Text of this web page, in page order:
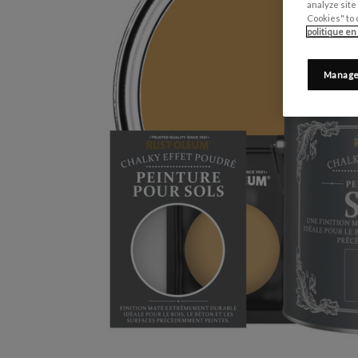
analyze
Cookies" to
politique